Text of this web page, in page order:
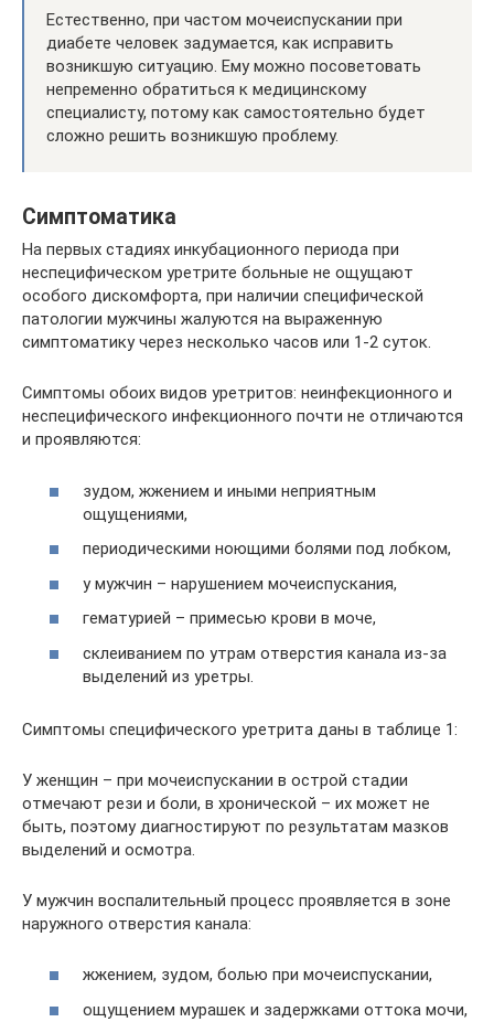
Естественно, при частом мочеиспускании при
диабете человек задумается, как исправить
возникшую ситуацию. Ему можно посоветовать
непременно обратиться к медицинскому
специалисту, потому как самостоятельно будет
сложно решить возникшую проблему.
Симптоматика
На первых стадиях инкубационного периода при
неспецифическом уретрите больные не ощущают
особого дискомфорта, при наличии специфической
патологии мужчины жалуются на выраженную
симптоматику через несколько часов или 1-2 суток.
Симптомы обоих видов уретритов: неинфекционного и
неспецифического инфекционного почти не отличаются
и проявляются:
зудом, жжением и иными неприятным
ощущениями,
периодическими ноющими болями под лобком,
у мужчин – нарушением мочеиспускания,
гематурией – примесью крови в моче,
склеиванием по утрам отверстия канала из-за
выделений из уретры.
Симптомы специфического уретрита даны в таблице 1:
У женщин – при мочеиспускании в острой стадии
отмечают рези и боли, в хронической – их может не
быть, поэтому диагностируют по результатам мазков
выделений и осмотра.
У мужчин воспалительный процесс проявляется в зоне
наружного отверстия канала:
жжением, зудом, болью при мочеиспускании,
ощущением мурашек и задержками оттока мочи,